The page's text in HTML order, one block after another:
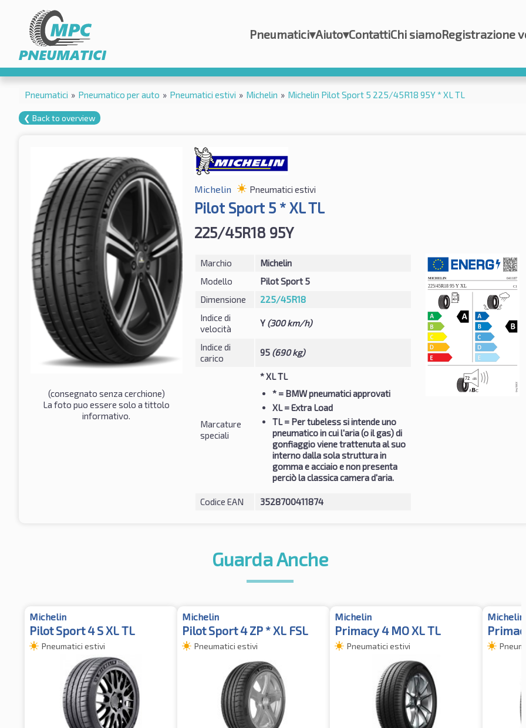
Pneumatici▾Aiuto▾ContattiChi siamoRegistrazione
Pneumatici » Pneumatico per auto » Pneumatici estivi » Michelin » Michelin Pilot Sport 5 225/45R18 95Y * XL TL
❮ Back to overview
(consegnato senza cerchione)
La foto puo essere solo a tittolo
informativo.
Michelin Pneumatici estivi
Pilot Sport 5 * XL TL
225/45R18 95Y
Marchio
Michelin
Modello
Pilot Sport 5
Dimensione
225/45R18
Indice di
velocità
Y (300 km/h)
Indice di
carico
95 (690 kg)
Marcature
speciali
* XL TL
*= BMW pneumatici approvati
XL= Extra Load
TL= Per tubeless si intende uno
pneumatico in cui l'aria (o il gas) di
gonfiaggio viene trattenuta al suo
interno dalla sola struttura in
gomma e acciaio e non presenta
perciò la classica camera d'aria.
Codice EAN 3528700411874
Guarda Anche
Michelin
Pilot Sport 4 S XL TL
Pneumatici estivi
Michelin
Pilot Sport 4 ZP * XL FSL
Pneumatici estivi
Michelin
Primacy 4 MO XL TL
Pneumatici estivi
Michelin